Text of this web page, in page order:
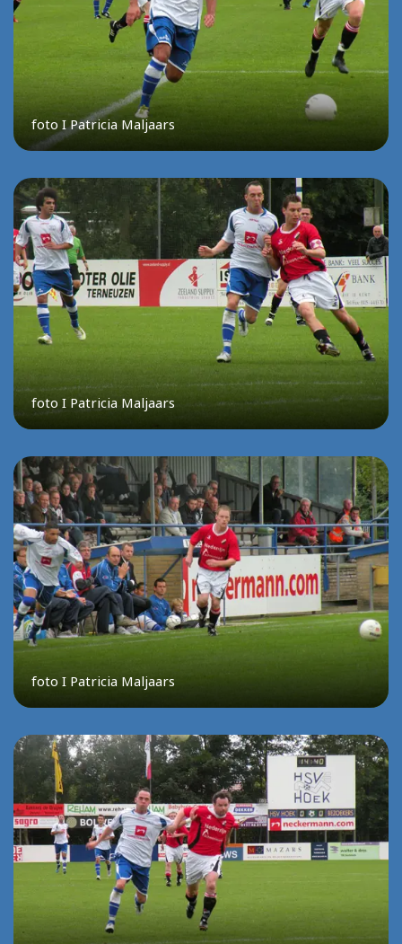
foto I Patricia Maljaars
foto I Patricia Maljaars
foto I Patricia Maljaars